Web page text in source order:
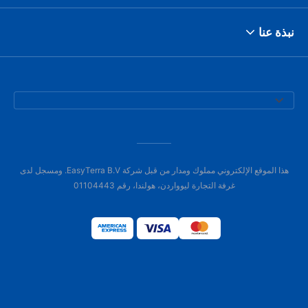
نبذة عنا
هذا الموقع الإلكتروني مملوك ومدار من قبل شركة EasyTerra B.V. ومسجل لدى
غرفة التجارة ليوواردن، هولندا، رقم 01104443